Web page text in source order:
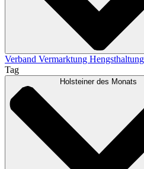
Verband Vermarktung Hengsthaltung
Tag
Holsteiner des Monats